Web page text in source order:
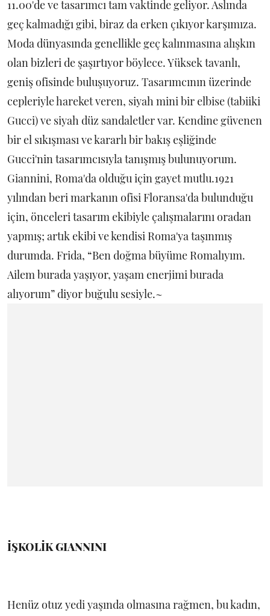
11.00'de ve tasarımcı tam vaktinde geliyor. Aslında
geç kalmadığı gibi, biraz da erken çıkıyor karşımıza.
Moda dünyasında genellikle geç kalınmasına alışkın
olan bizleri de şaşırtıyor böylece. Yüksek tavanlı,
geniş ofisinde buluşuyoruz. Tasarımcının üzerinde
cepleriyle hareket veren, siyah mini bir elbise (tabiiki
Gucci) ve siyah düz sandaletler var. Kendine güvenen
bir el sıkışması ve kararlı bir bakış eşliğinde
Gucci'nin tasarımcısıyla tanışmış bulunuyorum.
Giannini, Roma'da olduğu için gayet mutlu.1921
yılından beri markanın ofisi Floransa'da bulunduğu
için, önceleri tasarım ekibiyle çalışmalarını oradan
yapmış; artık ekibi ve kendisi Roma'ya taşınmış
durumda. Frida, “Ben doğma büyüme Romalıyım.
Ailem burada yaşıyor, yaşam enerjimi burada
alıyorum” diyor buğulu sesiyle.~
İŞKOLİK GIANNINI
Henüz otuz yedi yaşında olmasına rağmen, bu kadın,